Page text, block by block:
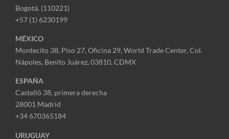
Bogotá. (110221)
+57 (1) 6230199
MÉXICO
Montecito 38, Piso 27, Oficina 29, World Trade Center, Col.
Nápoles, Benito Juárez, 03810, CDMX
ESPAÑA
Castelló 38, primera derecha
28001 Madrid
+34 670365184
URUGUAY